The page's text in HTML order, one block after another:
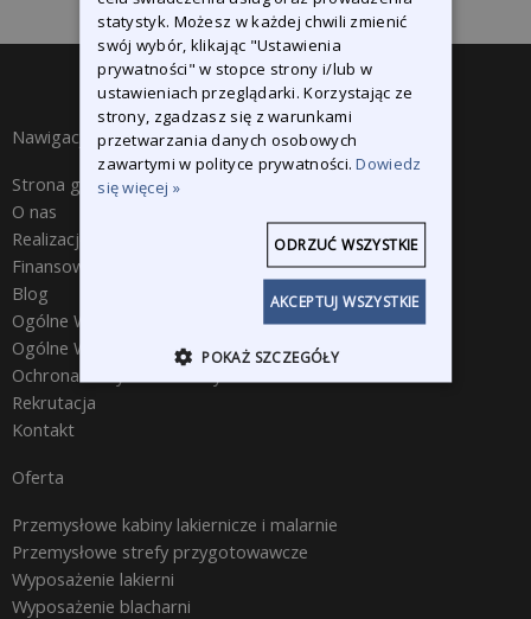
Nawigacja
Strona główna
O nas
Realizacje
Finansowanie
Blog
Ogólne Warunki Handlowe
Ogólne Warunki Zakupu
Ochrona Danych Osobowych
Rekrutacja
Kontakt
Oferta
Przemysłowe kabiny lakiernicze i malarnie
Przemysłowe strefy przygotowawcze
Wyposażenie lakierni
Wyposażenie blacharni
statystyk. Możesz w każdej chwili zmienić
swój wybór, klikając "Ustawienia
prywatności" w stopce strony i/lub w
ustawieniach przeglądarki. Korzystając ze
strony, zgadzasz się z warunkami
przetwarzania danych osobowych
zawartymi w polityce prywatności.Dowiedz
się więcej »
AKCEPTUJ WSZYSTKIE
ODRZUĆ WSZYSTKIE
POKAŻ SZCZEGÓŁY